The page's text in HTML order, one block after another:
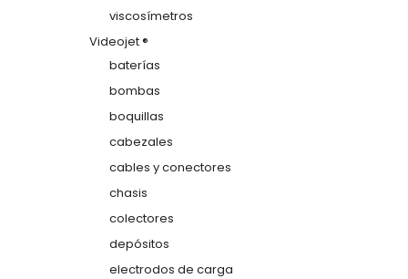
viscosímetros
Videojet ®
baterías
bombas
boquillas
cabezales
cables y conectores
chasis
colectores
depósitos
electrodos de carga